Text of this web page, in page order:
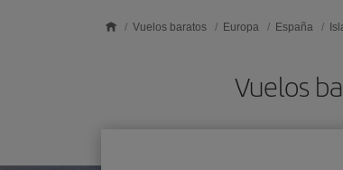
Vuelos baratos Europa España
Vuelos